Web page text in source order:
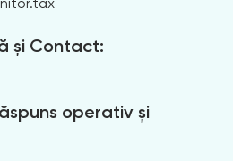
și Contact:
operativ și